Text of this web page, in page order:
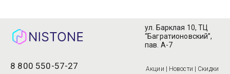
8 800 550-57-27
ул. Барклая 10, ТЦ
“Багратионовский”,
пав. А-7
Акции | Новости | Скидки